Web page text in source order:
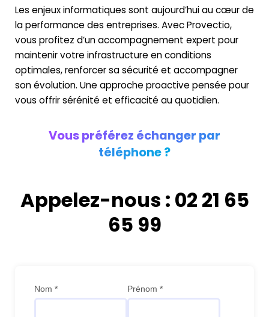
Les enjeux informatiques sont aujourd’hui au cœur de
la performance des entreprises. Avec Provectio,
vous profitez d’un accompagnement expert pour
maintenir votre infrastructure en conditions
optimales, renforcer sa sécurité et accompagner
son évolution. Une approche proactive pensée pour
vous offrir sérénité et efficacité au quotidien.
Vous préférez échanger par
téléphone ?
Appelez-nous : 02 21 65
65 99